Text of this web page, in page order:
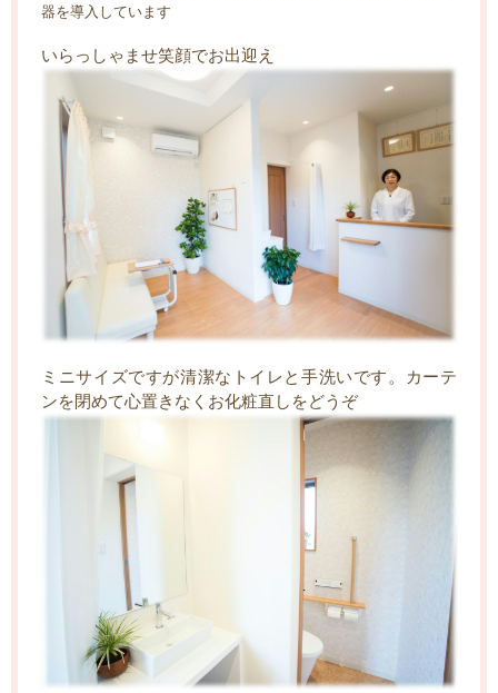
器を導入しています
いらっしゃませ笑顔でお出迎え
ミニサイズですが清潔なトイレと手洗いです。
カーテ
ンを閉めて心置きなくお化粧直しをどうぞ